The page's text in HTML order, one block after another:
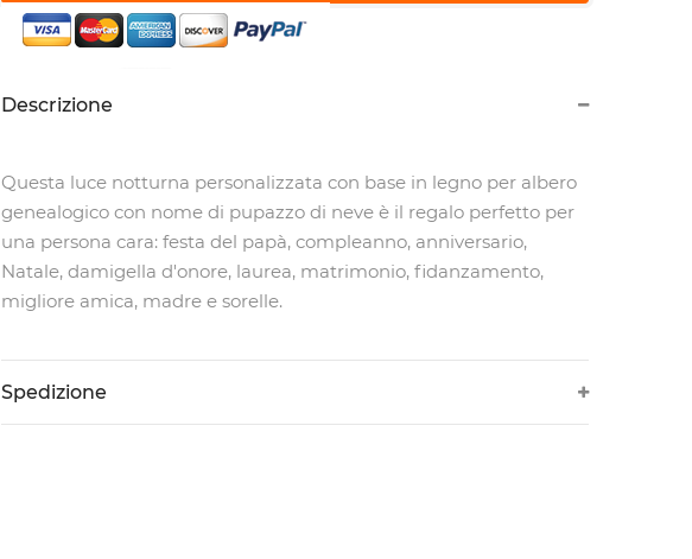
Descrizione
Questa luce notturna personalizzata con base in legno per albero
genealogico con nome di pupazzo di neve è il regalo perfetto per
una persona cara: festa del papà, compleanno, anniversario,
Natale, damigella d'onore, laurea, matrimonio, fidanzamento,
migliore amica, madre e sorelle.
Spedizione